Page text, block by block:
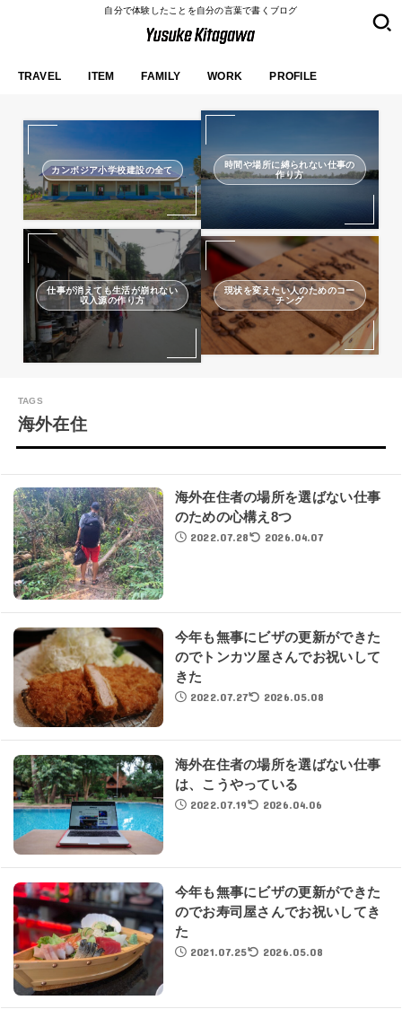
自分で体験したことを自分の言葉で書くブログ
TRAVEL ITEM FAMILY WORK PROFILE
カンボジア小学校建設の全て
時間や場所に縛られない仕事の
作り方
仕事が消えても生活が崩れない
収入源の作り方
現状を変えたい人のためのコー
チング
海外在住
海外在住者の場所を選ばない仕事
のための心構え8つ
2022.07.28 2026.04.07
今年も無事にビザの更新ができた
のでトンカツ屋さんでお祝いして
きた
2022.07.27 2026.05.08
海外在住者の場所を選ばない仕事
は、こうやっている
2022.07.19 2026.04.06
今年も無事にビザの更新ができた
のでお寿司屋さんでお祝いしてき
た
2021.07.25 2026.05.08